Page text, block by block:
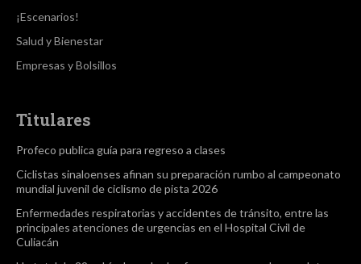
¡Escenarios!
Salud y Bienestar
Empresas y Bolsillos
Titulares
Profeco publica guía para regreso a clases
Ciclistas sinaloenses afinan su preparación rumbo al campeonato
mundial juvenil de ciclismo de pista 2026
Enfermedades respiratorias y accidentes de tránsito, entre las
principales atenciones de urgencias en el Hospital Civil de
Culiacán